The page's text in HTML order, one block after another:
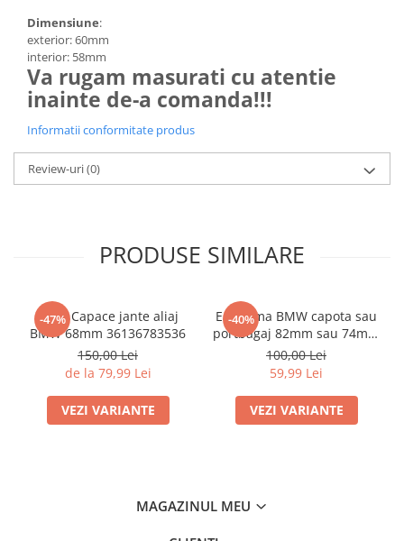
Dimensiune:
exterior: 60mm
interior: 58mm
Va rugam masurati cu atentie
inainte de-a comanda!!!
Informatii conformitate produs
Review-uri(0)
PRODUSE SIMILARE
-47%
Set 4 Capace jante aliaj
BMW 68mm 36136783536
150,00 Lei
de la 79,99 Lei
VEZI VARIANTE
-40%
Emblema BMW capota sau
portbagaj 82mm sau 74mm
(51 14-8132375)
100,00 Lei
59,99 Lei
VEZI VARIANTE
MAGAZINUL MEU